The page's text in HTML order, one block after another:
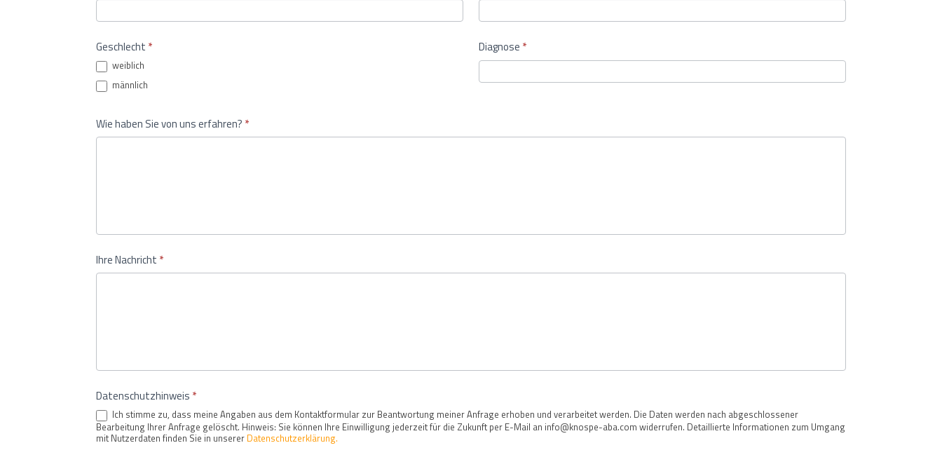
Geschlecht *
weiblich
männlich
Diagnose *
Wie haben Sie von uns erfahren? *
Ihre Nachricht *
Datenschutzhinweis *
Ich stimme zu, dass meine Angaben aus dem Kontaktformular zur Beantwortung meiner Anfrage erhoben und verarbeitet werden. Die Daten werden nach abgeschlossener
Bearbeitung Ihrer Anfrage gelöscht. Hinweis: Sie können Ihre Einwilligung jederzeit für die Zukunft per E-Mail an info@knospe-aba.com widerrufen. Detaillierte Informationen zum Umgang
mit Nutzerdaten finden Sie in unserer Datenschutzerklärung.